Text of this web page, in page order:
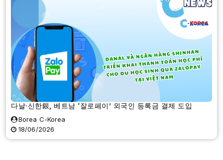
다날·신한銀, 베트남 ‘잘로페이’ 외국인 등록금 결제 도입
Borea C-Korea
18/06/2026